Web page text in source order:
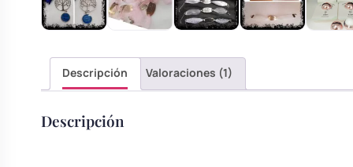
para arras
alianzas
Perchas de comunión
personalizadas
Rasca y Gana para Comunión:
Sorpresas y Diversión
Bolsos personalizados
Neceseres personalizados
Descripción Valoraciones (1)
Descripción